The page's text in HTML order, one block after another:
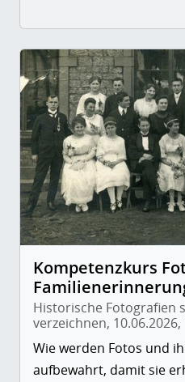
Kompetenzkurs
Historische Fotografien
verzeichnen,
Wie werden Fotos und
aufbewahrt, damit sie